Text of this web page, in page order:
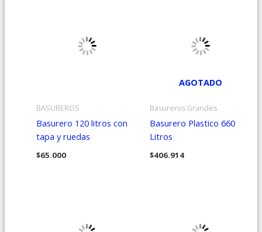
BASUREROS
Basurero 120 litros con
tapa y ruedas
$65.000
AGOTADO
Basureros Grandes
Basurero Plastico 660
Litros
$406.914